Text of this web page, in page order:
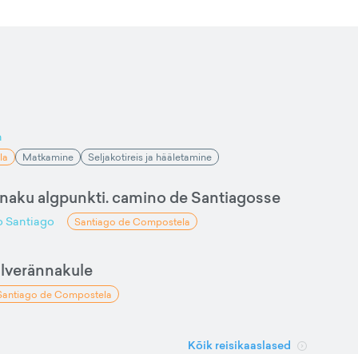
Matkamine Seljakotireis ja hääletamine
algpunkti. camino de Santiagosse
Santiago Santiago de Compostela
de Compostela
Kõik reisikaaslased